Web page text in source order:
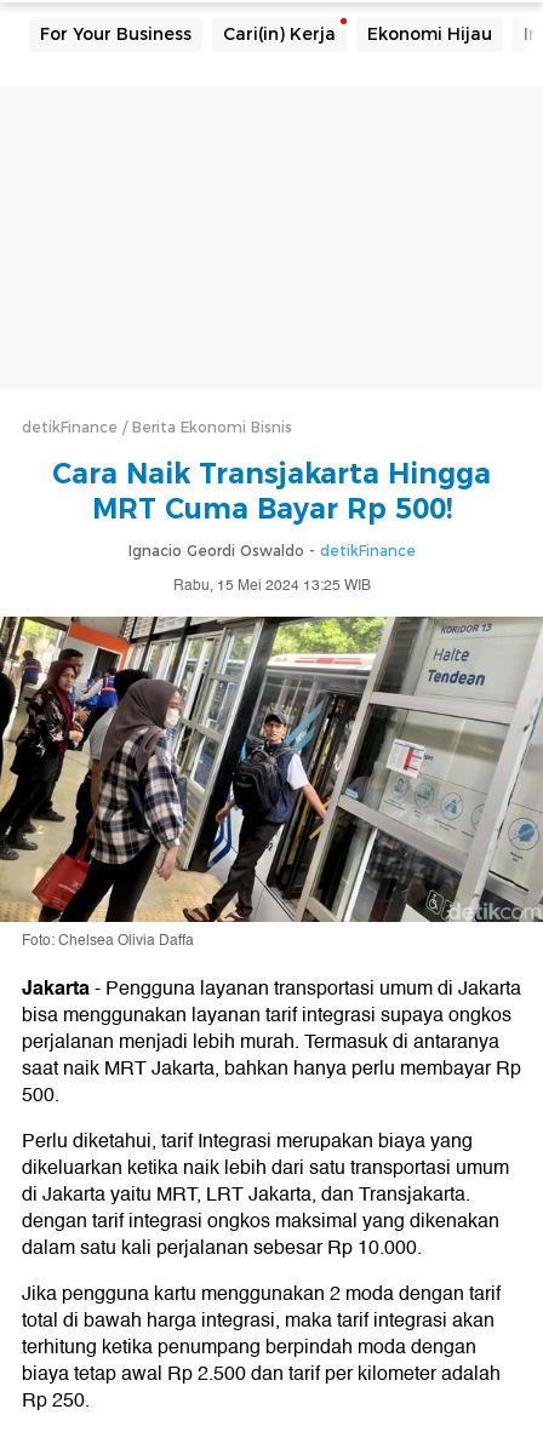
For Your Business Cari(in) Kerja Ekonomi Hijau
detikFinance Berita Ekonomi Bisnis
Cara Naik Transjakarta Hingga
MRT Cuma Bayar Rp 500!
Ignacio Geordi Oswaldo - detikFinance
Rabu, 15 Mei 2024 13:25 WIB
Foto: Chelsea Olivia Daffa
Jakarta-Pengguna layanan transportasi umum di Jakarta
bisa menggunakan layanan tarif integrasi supaya ongkos
perjalanan menjadi lebih murah. Termasuk di antaranya
saat naik MRT Jakarta, bahkan hanya perlu membayar Rp
500.
Perlu diketahui, tarif Integrasi merupakan biaya yang
dikeluarkan ketika naik lebih dari satu transportasi umum
di Jakarta yaitu MRT, LRT Jakarta, dan Transjakarta.
dengan tarif integrasi ongkos maksimal yang dikenakan
dalam satu kali perjalanan sebesar Rp 10.000.
Jika pengguna kartu menggunakan 2 moda dengan tarif
total di bawah harga integrasi, maka tarif integrasi akan
terhitung ketika penumpang berpindah moda dengan
biaya tetap awal Rp 2.500 dan tarif per kilometer adalah
Rp 250.